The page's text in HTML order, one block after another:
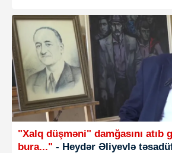
"Xalq düşməni" damğasını atıb
bura..." - Heydər ƏIiyevlə